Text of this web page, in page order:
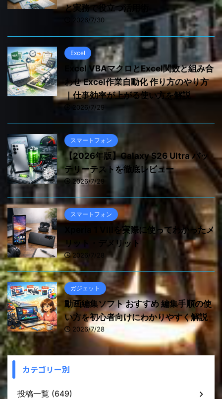
と実務で役立つ活用術
2026/7/30
Excel
Excel VBAマクロとExcel関数と組み合
わせ Excel作業自動化 作り方のやり方
｜仕事効率が上がる使い方を解説
2026/7/29
スマートフォン
【2026年版】Galaxy S26 Ultra バッ
テリーテストを徹底レビュー
2026/7/29
スマートフォン
Xperia 1 VIIIを実際に使ってわかったメ
リット・デメリット
2026/7/28
ガジェット
動画編集ソフト おすすめ 編集手順の使
い方を初心者向けにわかりやすく解説
2026/7/28
カテゴリー別
投稿一覧 (649)